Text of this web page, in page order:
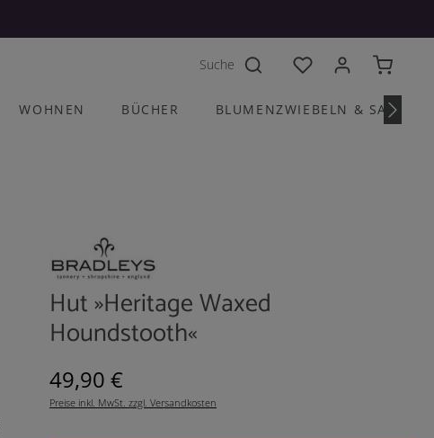
Du hast 0 Produkte
WOHNEN BÜCHER BLUMENZWIEBELN &
Hut »Heritage Waxed
Houndstooth«
Regulärer Preis:
49,90 €
Preise inkl. MwSt. zzgl. Versandkosten